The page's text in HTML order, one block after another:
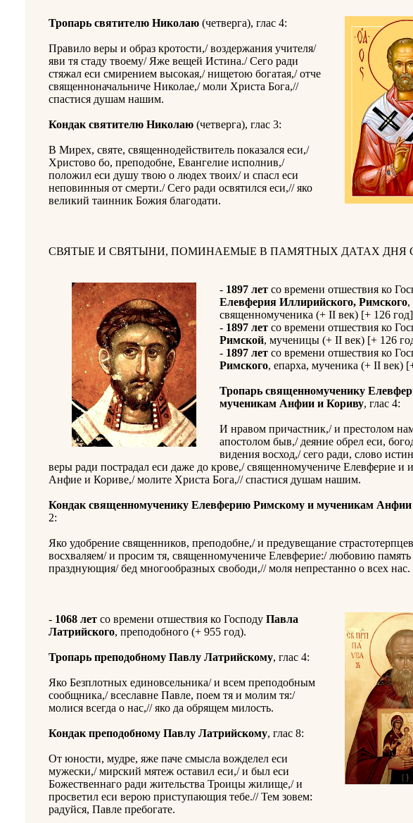
Тропарь святителю Николаю (четверга), глас 4:
Правило веры и образ кротости,/ воздержания учителя/
яви тя стаду твоему/ Яже вещей Истина./ Сего ради
стяжал еси смирением высокая,/ нищетою богатая,/ отче
священноначальниче Николае,/ моли Христа Бога,//
спастися душам нашим.
Кондак святителю Николаю (четверга), глас 3:
В Мирех, святе, священнодействитель показался еси,/
Христово бо, преподобне, Евангелие исполнив,/
положил еси душу твою о людех твоих/ и спасл еси
неповинныя от смерти./ Сего ради освятился еси,// яко
великий таинник Божия благодати.
СВЯТЫЕ И СВЯТЫНИ, ПОМИНАЕМЫЕ В ПАМЯТНЫХ ДАТАХ ДНЯ
- 1897 лет со времени отшествия ко
Елевферия Иллирийского, Римского,
священномученика (+ II век) [+ 126
- 1897 лет со времени отшествия ко
Римской, мученицы (+ II век) [+ 126
- 1897 лет со времени отшествия ко
Римского, епарха, мученика (+ II век)
Тропарь священномученику
мученикам Анфии и Кориву, глас 4:
И нравом причастник,/ и престолом
апостолом быв,/ деяние обрел еси,
видения восход,/ сего ради, слово
веры ради пострадал еси даже до крове,/ священномучениче Елевферие и
Анфие и Кориве,/ молите Христа Бога,// спастися душам нашим.
Кондак священномученику Елевферию Римскому и мученикам
2:
Яко удобрение священников, преподобне,/ и предувещание
восхваляем/ и просим тя, священномучениче Елевферие:/ любовию
празднующия/ бед многообразных свободи,// моля непрестанно о всех нас.
- 1068 лет со времени отшествия ко Господу Павла
Латрийского, преподобного (+ 955 год).
Тропарь преподобному Павлу Латрийскому, глас 4:
Яко Безплотных единовсельника/ и всем преподобным
сообщника,/ всеславне Павле, поем тя и молим тя:/
молися всегда о нас,// яко да обрящем милость.
Кондак преподобному Павлу Латрийскому, глас 8:
От юности, мудре, яже паче смысла вожделел еси
мужески,/ мирский мятеж оставил еси,/ и был еси
Божественнаго ради жительства Троицы жилище,/ и
просветил еси верою приступающия тебе.// Тем зовем:
радуйся, Павле пребогате.